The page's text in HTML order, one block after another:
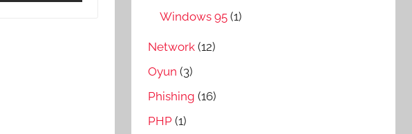
Windows 95 (1)
Network (12)
Oyun (3)
Phishing (16)
PHP (1)